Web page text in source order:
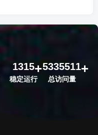
1315
稳定运行
5335511
总访问量